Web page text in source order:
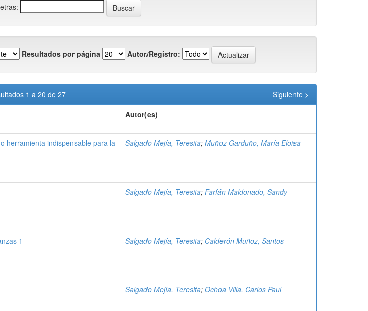
Resultados por página Autor/Registro:
1 a 20 de 27
Siguiente >
Autor(es)
herramienta indispensable para la
Salgado Mejía, Teresita; Muñoz Garduño, María Eloisa
Salgado Mejía, Teresita; Farfán Maldonado, Sandy
1 Salgado Mejía, Teresita; Calderón Muñoz, Santos
Salgado Mejía, Teresita; Ochoa Villa, Carlos Paul